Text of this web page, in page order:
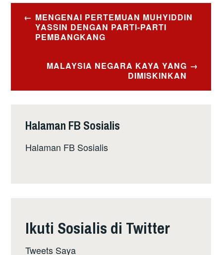
Post
navigation
MENGENAI PERTEMUAN MUHYIDDIN
YASSIN DENGAN PARTI-PARTI
PEMBANGKANG
MALAYSIA NEGARA KAYA YANG
DIMISKINKAN
Halaman FB Sosialis
Halaman FB Sosialis
Ikuti Sosialis di Twitter
Tweets Saya